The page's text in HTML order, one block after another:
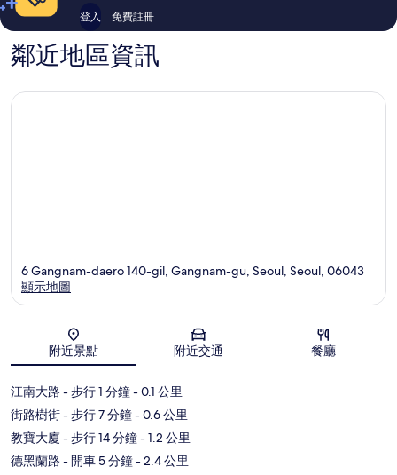
登入 免費註冊
鄰近地區資訊
地圖
6 Gangnam-daero 140-gil, Gangnam-gu, Seoul, Seoul, 06043
顯示地圖
附近景點 附近交通 餐廳
江南大路 - 步行 1 分鐘- 0.1 公里
街路樹街- 步行 7 分鐘- 0.6 公里
教寶大廈 - 步行 14 分鐘- 1.2 公里
德黑蘭路 - 開車 5 分鐘- 2.4 公里